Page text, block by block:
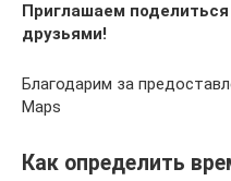
Приглашаем
друзьями!
Благодарим за
Maps
Как определить